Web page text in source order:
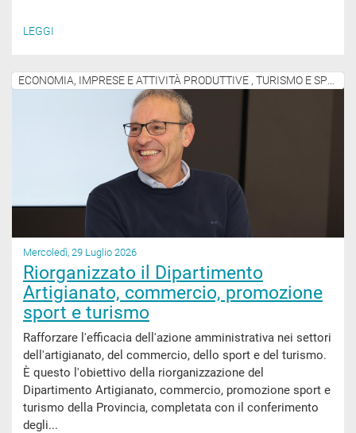
LEGGI
Mercoledì, 29 Luglio 2026
Riorganizzato il Dipartimento
Artigianato, commercio, promozione
sport e turismo
Rafforzare l'efficacia dell'azione amministrativa nei settori
dell'artigianato, del commercio, dello sport e del turismo.
È questo l'obiettivo della riorganizzazione del
Dipartimento Artigianato, commercio, promozione sport e
turismo della Provincia, completata con il conferimento
degli...